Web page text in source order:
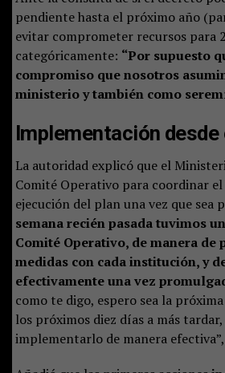
pendiente hasta el próximo año
evitar comprometer recursos para
categóricamente: “Por supuesto
compromiso que nosotros
ministerio y también como
Implementación desde
La autoridad explicó que el
Comité Operativo para coordinar
ejecución del plan una vez que sea
semana recién pasada tuvimos
Comité Operativo, de manera de
medidas con cada institución, y
efectivamente una vez
como te digo, espero sea la
los próximos diez días a más
implementarlo de manera